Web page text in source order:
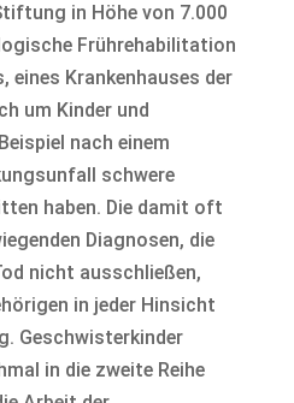
in Höhe von 7.000
Frührehabilitation
eines Krankenhauses der
um Kinder und
nach einem
schwere
haben. Die damit oft
Diagnosen, die
nicht ausschließen,
in jeder Hinsicht
Geschwisterkinder
in die zweite Reihe